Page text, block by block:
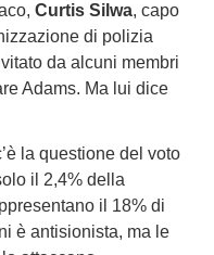
Curtis Silwa, capo
di polizia
da alcuni membri
Adams. Ma lui dice
la questione del voto
il 2,4% della
il 18% di
è antisionista, ma le